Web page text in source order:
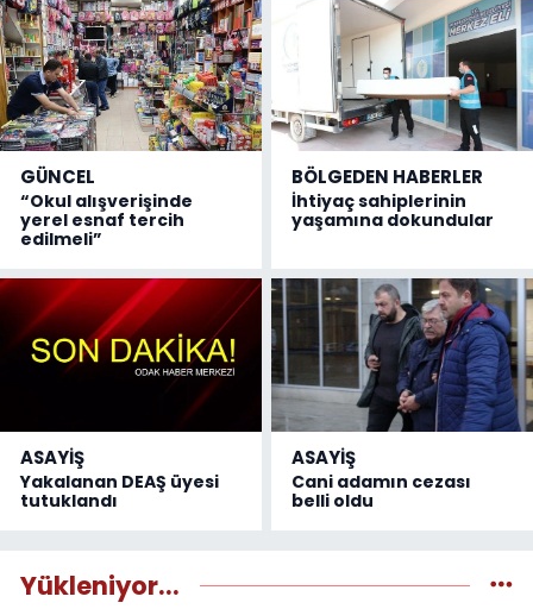
GÜNCEL
“Okul alışverişinde
yerel esnaf tercih
edilmeli”
BÖLGEDEN HABERLER
İhtiyaç sahiplerinin
yaşamına dokundular
ASAYİŞ
Yakalanan DEAŞ üyesi
tutuklandı
ASAYİŞ
Cani adamın cezası
belli oldu
Yükleniyor...